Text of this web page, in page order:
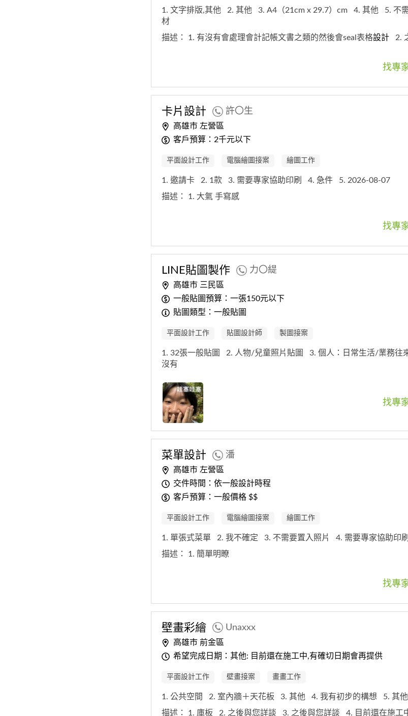
1. 文字排版,其他 2. 其他 3. A4（21cm x 29.7）cm 4. 其他
5. 不
材
描述： 1. 有沒有會處理會計記帳文書之類的然後會seal表格設計 2.
找專
卡片 設計 許〇生
高雄市 左營區
客戶預算：2千元以下
平面設計工作 電腦繪圖接案 繪圖工作
1. 邀請卡 2. 1款 3. 需要專家協助印刷 4. 急件
5. 2026-08-07
描述： 1. 大氣 手寫感
找專
LINE貼圖製作 力〇緹
高雄市 三民區
一般貼圖預算：一張150元以下
貼圖類型：一般貼圖
平面設計工作 貼圖設計師 製圖接案
1. 32張一般貼圖 2. 人物/兒童照片貼圖 3. 個人：日常生活/業務往
沒有
找專
菜單設計 潘
高雄市 左營區
交件時間：依一般設計時程
客戶預算：一般價格 $$
平面設計工作 電腦繪圖接案 繪圖工作
1. 單張式菜單 2. 我不確定 3. 不需要置入照片 4. 需要專家協助印
描述： 1. 簡單明瞭
找專
壁畫彩繪 Unaxxx
高雄市 前金區
希望完成日期：其他: 目前還在施工中,有確切日期會再提供
平面設計工作 壁畫接案 畫畫工作
1. 公共空間 2. 室內牆＋天花板 3. 其他 4. 我有初步的構想
5. 其他
描述： 1. 庫板 2. 之後與您詳談 3. 之後與您詳談 4. 目前還在施工